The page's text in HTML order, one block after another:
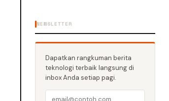
NEWSLETTER
Dapatkan rangkuman berita
teknologi terbaik langsung di
inbox Anda setiap pagi.